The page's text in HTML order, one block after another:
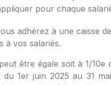
pour chaque
adhérez à une caisse
à vos salariés.
être égale soit à 1/10e
du 1er juin 2025 au 31